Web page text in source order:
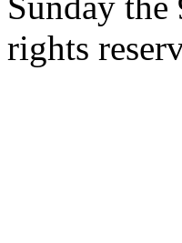
rights